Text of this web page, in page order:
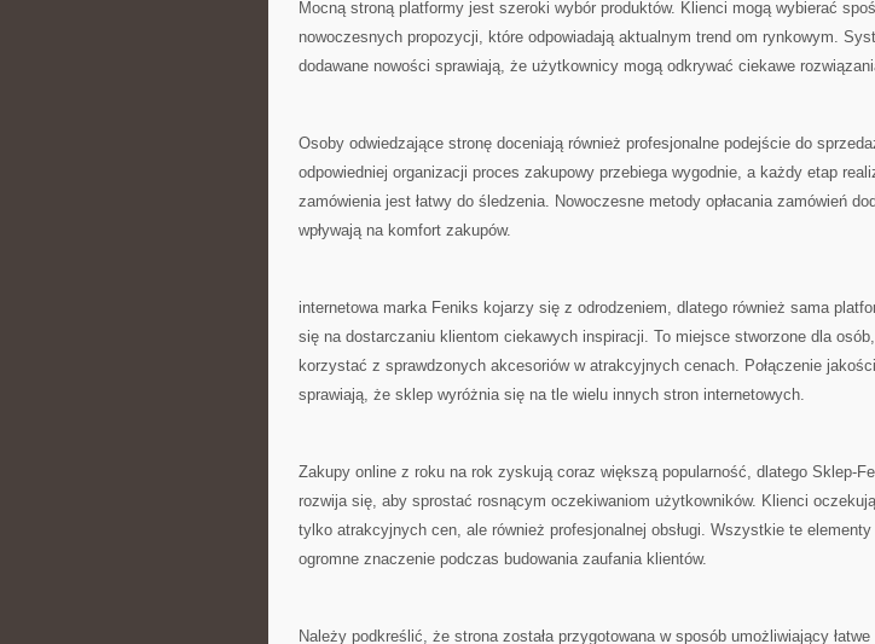
Mocną stroną platformy jest szeroki wybór produktów. Klienci mogą wybierać
nowoczesnych propozycji, które odpowiadają aktualnym trend om rynkowym.
dodawane nowości sprawiają, że użytkownicy mogą odkrywać ciekawe
Osoby odwiedzające stronę doceniają również profesjonalne podejście do
odpowiedniej organizacji proces zakupowy przebiega wygodnie, a każdy etap
zamówienia jest łatwy do śledzenia. Nowoczesne metody opłacania zamówień
wpływają na komfort zakupów.
internetowa marka Feniks kojarzy się z odrodzeniem, dlatego również sama
się na dostarczaniu klientom ciekawych inspiracji. To miejsce stworzone dla
korzystać z sprawdzonych akcesoriów w atrakcyjnych cenach. Połączenie
sprawiają, że sklep wyróżnia się na tle wielu innych stron internetowych.
Zakupy online z roku na rok zyskują coraz większą popularność, dlatego Sklep-
rozwija się, aby sprostać rosnącym oczekiwaniom użytkowników. Klienci
tylko atrakcyjnych cen, ale również profesjonalnej obsługi. Wszystkie te elementy
ogromne znaczenie podczas budowania zaufania klientów.
Należy podkreślić, że strona została przygotowana w sposób umożliwiający łatwe